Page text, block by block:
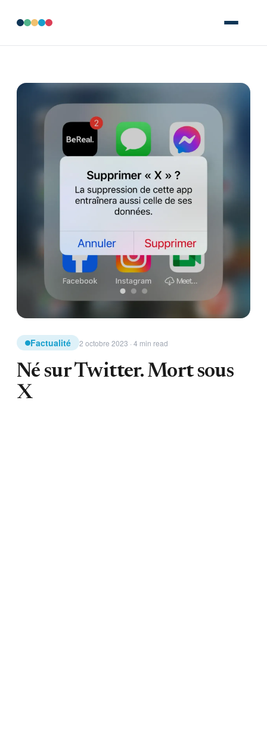
Factualité 2 octobre 2023 · 4 min read
Né sur Twitter. Mort sous
X